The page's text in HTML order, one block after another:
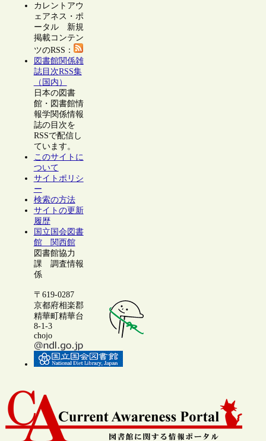
カレントアウ
ェアネス・ポ
ータル 新規
掲載コンテン
ツのRSS：
図書館関係雑
誌目次RSS集
（国内）
日本の図書
館・図書館情
報学関係情報
誌の目次を
RSSで配信し
ています。
このサイトに
ついて
サイトポリシ
ー
検索の方法
サイトの更新
履歴
国立国会図書
館 関西館
図書館協力
課 調査情報
係
〒619-0287
京都府相楽郡
精華町精華台
8-1-3
chojo